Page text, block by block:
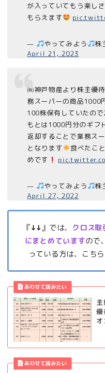
が入っていてもう楽し
もらえます
— やってみよう 株
April 21, 2023
㈱神戸物産より株主優
務スーパーの商品1000
100株保有していたの
もとは1000円分のギフ
返却することで業務ス
となります
食べたこ
めです
— やってみよう 株
April 27, 2022
『↓↓』では、 クロス
にまとめていますので
っている方は、こち